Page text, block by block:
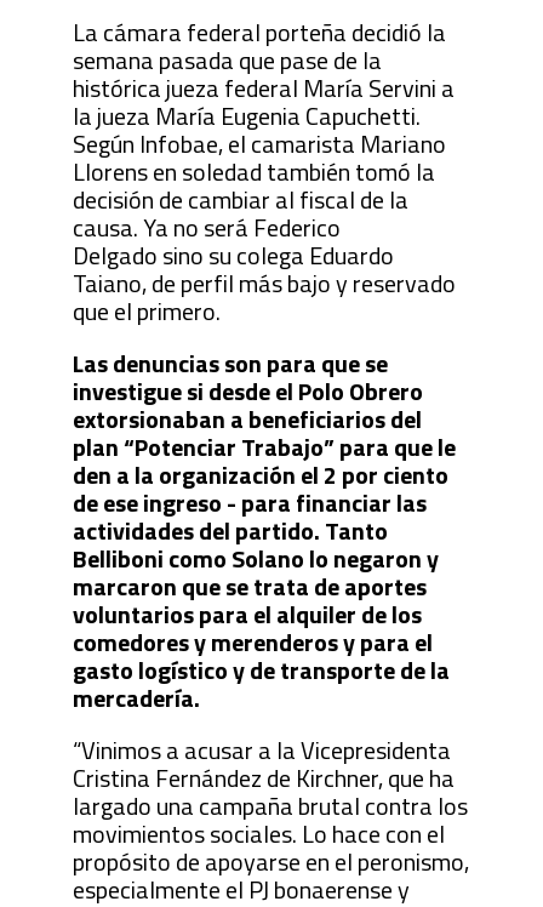
La cámara federal porteña decidió la
semana pasada que pase de la
histórica jueza federal María Servini a
la jueza María Eugenia Capuchetti.
Según Infobae, el camarista Mariano
Llorens en soledad también tomó la
decisión de cambiar al fiscal de la
causa. Ya no será Federico
Delgado sino su colega Eduardo
Taiano, de perfil más bajo y reservado
que el primero.
Las denuncias son para que se
investigue si desde el Polo Obrero
extorsionaban a beneficiarios del
plan “Potenciar Trabajo” para que le
den a la organización el 2 por ciento
de ese ingreso - para financiar las
actividades del partido. Tanto
Belliboni como Solano lo negaron y
marcaron que se trata de aportes
voluntarios para el alquiler de los
comedores y merenderos y para el
gasto logístico y de transporte de la
mercadería.
“Vinimos a acusar a la Vicepresidenta
Cristina Fernández de Kirchner, que ha
largado una campaña brutal contra los
movimientos sociales. Lo hace con el
propósito de apoyarse en el peronismo,
especialmente el PJ bonaerense y